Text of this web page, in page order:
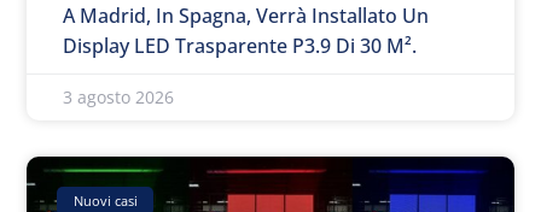
A Madrid, In Spagna, Verrà Installato Un
Display LED Trasparente P3.9 Di 30 M².
3 agosto 2026
Nuovi casi